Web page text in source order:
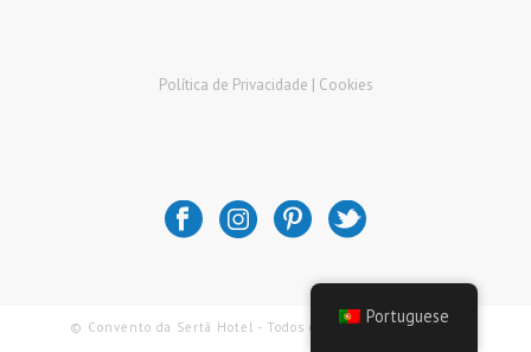
Política de Privacidade | Cookies
© Convento da Sertã Hotel - Todos os Direitos Reservados
Portuguese